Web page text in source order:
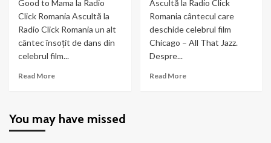
Good to Mama la Radio
Click Romania Ascultă la
Radio Click Romania un alt
cântec însoțit de dans din
celebrul film...
Read MoreRead
–
Ascultă la Radio Click
Romania cântecul care
deschide celebrul film
Chicago – All That Jazz.
Despre...
Read MoreRead
You may have missed